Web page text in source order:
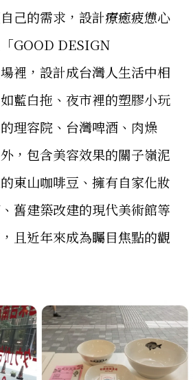
己的需求，設計療癒疲憊心
GOOD DESIGN
裡，設計成台灣人生活中相
藍白拖、夜市裡的塑膠小玩
理容院、台灣啤酒、肉燥
，包含美容效果的關子嶺泥
東山咖啡豆、擁有自家化妝
舊建築改建的現代美術館等
且近年來成為矚目焦點的觀